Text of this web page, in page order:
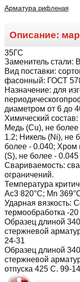
Арматура рифленая
Описание:
35ГС
Заменитель стали:
Вид поставки:
фасонный: ГОСТ
Назначение: для
диаметром от 6 до
Химический
Медь (Cu), не
1.2; Никель (Ni), не
более - 0.040; Хром
(S), не более - 0.045
Свариваемость:
ограничений.
Температура
Ac3 820°С; Mn
Ударная вязкость:
термообработка -
Образец длиной
стержневой
24-31
Образец длиной
стержневой
отпуска 425 С. 99-